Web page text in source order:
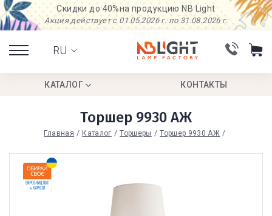
Скидки до 40%на продукцию NB Light
Акция действует с 01.05.2026 г. по 31.08.2026 г.
RU
КАТАЛОГ КОНТАКТЫ
Торшер 9930 АЖ
Главная Каталог Торшеры Торшер 9930 АЖ